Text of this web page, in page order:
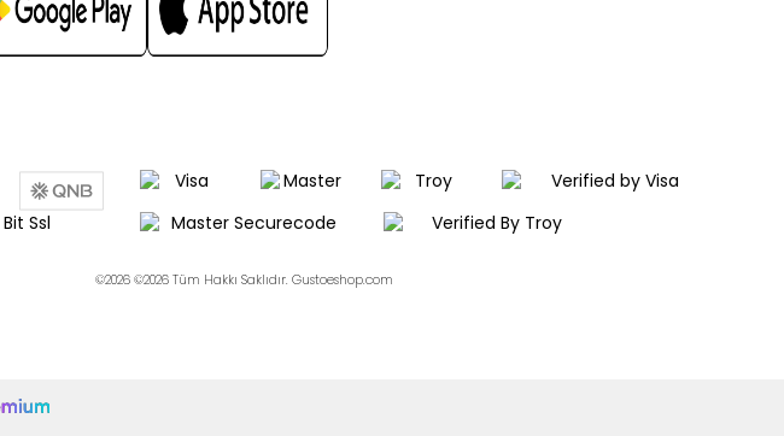
©2026 ©2026 Tüm Hakkı Saklıdır. Gustoeshop.com